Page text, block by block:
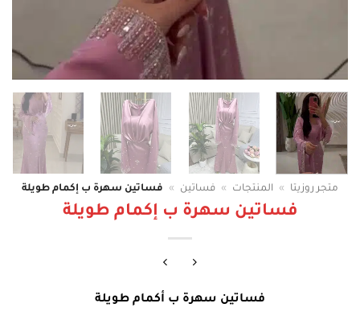
متجر روزيتا » المنتجات » فساتين » فساتين سهرة ب إكمام طويلة
فساتين سهرة ب إكمام طويلة
فساتين سهرة ب أكمام طويلة